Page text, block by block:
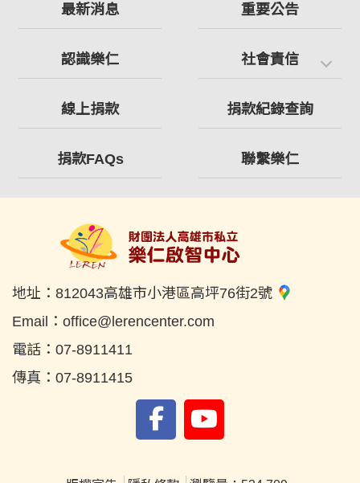
最新消息 重要公告
認識樂仁 社會責信
線上捐款 捐款紀錄查詢
捐款FAQs 聯繫樂仁
地址： 812043高雄市小港區高坪76街2號
Email： office@lerencenter.com
電話： 07-8911411
傳真： 07-8911415